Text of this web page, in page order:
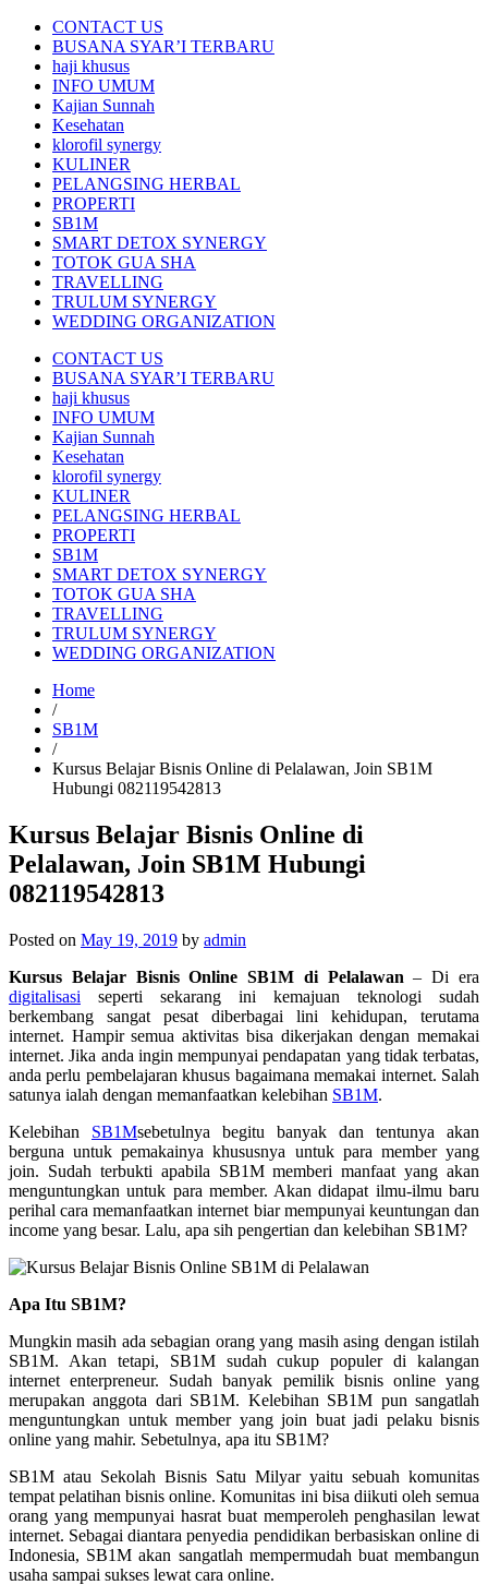
CONTACT US
BUSANA SYAR’I TERBARU
haji khusus
INFO UMUM
Kajian Sunnah
Kesehatan
klorofil synergy
KULINER
PELANGSING HERBAL
PROPERTI
SB1M
SMART DETOX SYNERGY
TOTOK GUA SHA
TRAVELLING
TRULUM SYNERGY
WEDDING ORGANIZATION
CONTACT US
BUSANA SYAR’I TERBARU
haji khusus
INFO UMUM
Kajian Sunnah
Kesehatan
klorofil synergy
KULINER
PELANGSING HERBAL
PROPERTI
SB1M
SMART DETOX SYNERGY
TOTOK GUA SHA
TRAVELLING
TRULUM SYNERGY
WEDDING ORGANIZATION
Home
/
SB1M
/
Kursus Belajar Bisnis Online di Pelalawan, Join SB1M
Hubungi 082119542813
Kursus Belajar Bisnis Online di
Pelalawan, Join SB1M Hubungi
082119542813
Posted on May 19, 2019 by admin
Kursus Belajar Bisnis Online SB1M di Pelalawan – Di era
digitalisasi seperti sekarang ini kemajuan teknologi sudah
berkembang sangat pesat diberbagai lini kehidupan, terutama
internet. Hampir semua aktivitas bisa dikerjakan dengan memakai
internet. Jika anda ingin mempunyai pendapatan yang tidak terbatas,
anda perlu pembelajaran khusus bagaimana memakai internet. Salah
satunya ialah dengan memanfaatkan kelebihan SB1M.
Kelebihan SB1Msebetulnya begitu banyak dan tentunya akan
berguna untuk pemakainya khususnya untuk para member yang
join. Sudah terbukti apabila SB1M memberi manfaat yang akan
menguntungkan untuk para member. Akan didapat ilmu-ilmu baru
perihal cara memanfaatkan internet biar mempunyai keuntungan dan
income yang besar. Lalu, apa sih pengertian dan kelebihan SB1M?
Apa Itu SB1M?
Mungkin masih ada sebagian orang yang masih asing dengan istilah
SB1M. Akan tetapi, SB1M sudah cukup populer di kalangan
internet enterpreneur. Sudah banyak pemilik bisnis online yang
merupakan anggota dari SB1M. Kelebihan SB1M pun sangatlah
menguntungkan untuk member yang join buat jadi pelaku bisnis
online yang mahir. Sebetulnya, apa itu SB1M?
SB1M atau Sekolah Bisnis Satu Milyar yaitu sebuah komunitas
tempat pelatihan bisnis online. Komunitas ini bisa diikuti oleh semua
orang yang mempunyai hasrat buat memperoleh penghasilan lewat
internet. Sebagai diantara penyedia pendidikan berbasiskan online di
Indonesia, SB1M akan sangatlah mempermudah buat membangun
usaha sampai sukses lewat cara online.